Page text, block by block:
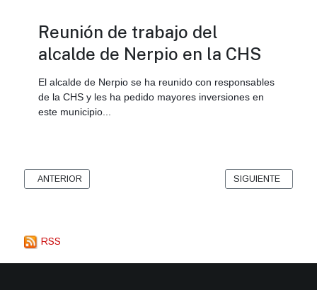
Reunión de trabajo del
alcalde de Nerpio en la CHS
El alcalde de Nerpio se ha reunido con responsables
de la CHS y les ha pedido mayores inversiones en
este municipio...
ARTÍCULO ANTERIOR: LA DELEGADA DEL GOBIERNO EN LA
ANTERIOR ARTÍCULO
SIGUIENTE
RSS